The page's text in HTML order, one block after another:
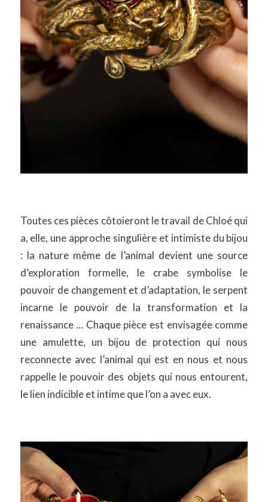
Toutes ces pièces côtoieront le travail de Chloé qui
a, elle, une approche singulière et intimiste du bijou
: la nature même de l’animal devient une source
d’exploration formelle, le crabe symbolise le
pouvoir de changement et d’adaptation, le serpent
incarne le pouvoir de la transformation et la
renaissance … Chaque pièce est envisagée comme
une amulette, un bijou de protection qui nous
reconnecte avec l’animal qui est en nous et nous
rappelle le pouvoir des objets qui nous entourent,
le lien indicible et intime que l’on a avec eux.